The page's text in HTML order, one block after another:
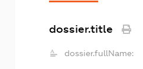
dossier.title
dossier.fullName: